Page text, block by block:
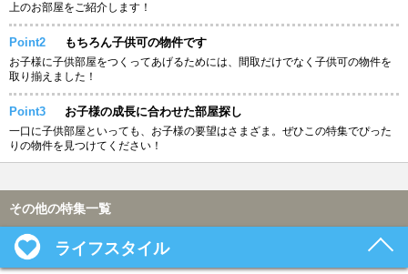
上のお部屋をご紹介します！
Point2 もちろん子供可の物件です
お子様に子供部屋をつくってあげるためには、間取だけでなく子供可の物件を
取り揃えました！
Point3 お子様の成長に合わせた部屋探し
一口に子供部屋といっても、お子様の要望はさまざま。ぜひこの特集でぴった
りの物件を見つけてください！
その他の特集一覧
ライフスタイル